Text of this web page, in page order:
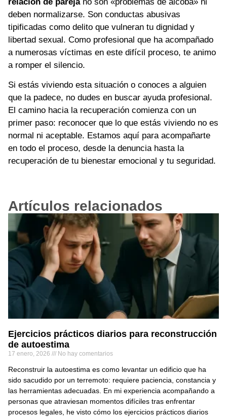
deben normalizarse. Son conductas abusivas
tipificadas como delito que vulneran tu dignidad y
libertad sexual. Como profesional que ha acompañado
a numerosas víctimas en este difícil proceso, te animo
a romper el silencio.
Si estás viviendo esta situación o conoces a alguien
que la padece, no dudes en buscar ayuda profesional.
El camino hacia la recuperación comienza con un
primer paso: reconocer que lo que estás viviendo no es
normal ni aceptable. Estamos aquí para acompañarte
en todo el proceso, desde la denuncia hasta la
recuperación de tu bienestar emocional y tu seguridad.
Artículos relacionados
Ejercicios prácticos diarios para reconstrucción
de autoestima
17 enero, 2026 No hay comentarios
Reconstruir la autoestima es como levantar un edificio que ha
sido sacudido por un terremoto: requiere paciencia, constancia y
las herramientas adecuadas. En mi experiencia acompañando a
personas que atraviesan momentos difíciles tras enfrentar
procesos legales, he visto cómo los ejercicios prácticos diarios